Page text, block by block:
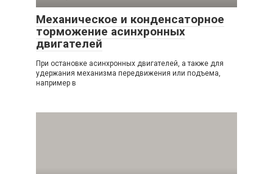
Механическое и конденсаторное
торможение асинхронных
двигателей
При остановке асинхронных двигателей, а также для
удержания механизма передвижения или подъема,
например в